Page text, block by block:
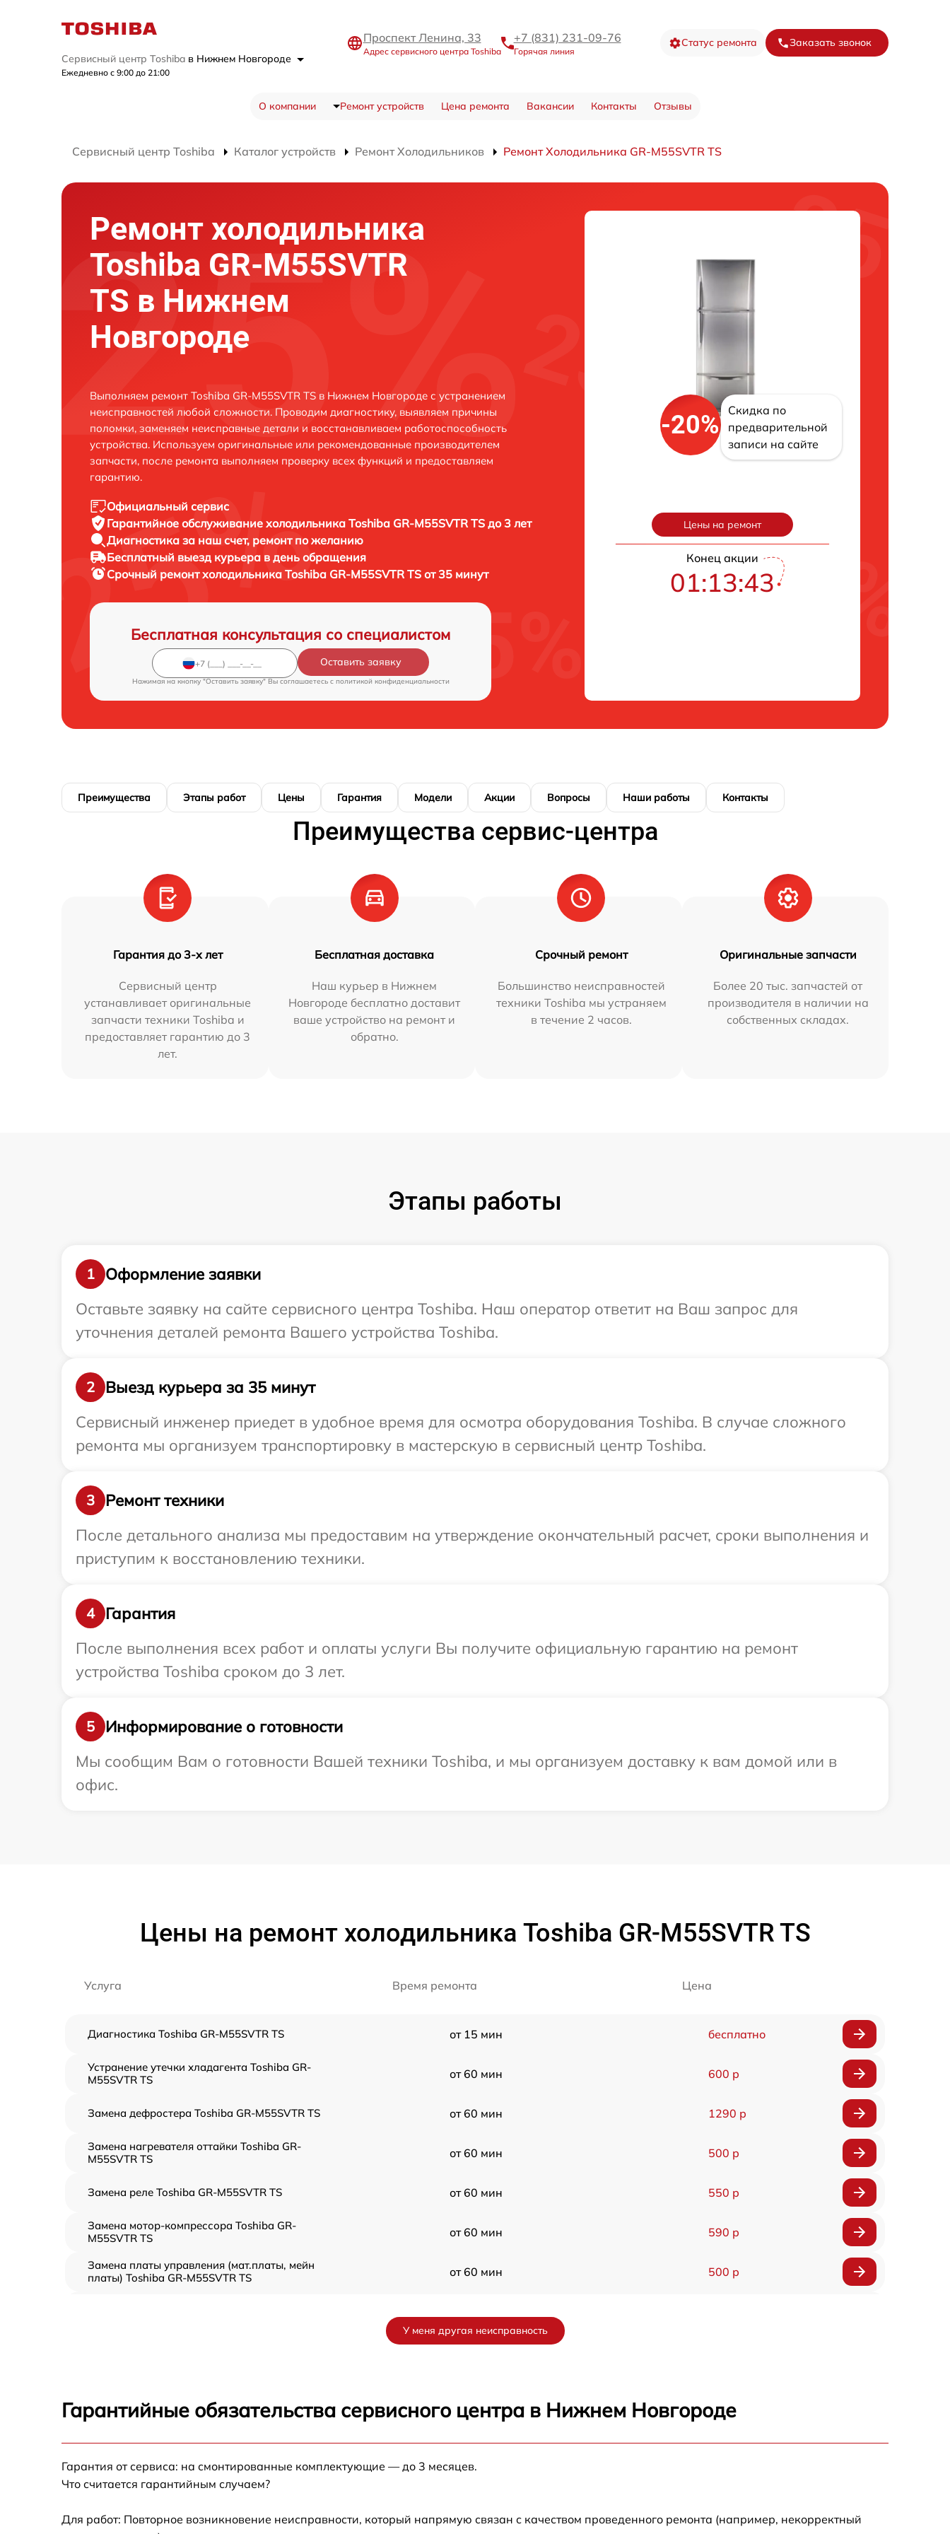
Сервисный центр Toshiba в Нижнем Новгороде
Ежедневно с 9:00 до 21:00
Проспект Ленина, 33
Адрес сервисного центра Toshiba
+7 (831) 231-09-76
Горячая линия
Статус ремонта Заказать звонок
О компании Ремонт устройств Цена ремонта Вакансии Контакты Отзывы
Сервисный центр Toshiba Каталог устройств Ремонт Холодильников Ремонт Холодильника GR-M55SVTR TS
Ремонт холодильника
Toshiba GR-M55SVTR
TS в Нижнем
Новгороде
Выполняем ремонт Toshiba GR-M55SVTR TS в Нижнем Новгороде с устранением
неисправностей любой сложности. Проводим диагностику, выявляем причины
поломки, заменяем неисправные детали и восстанавливаем работоспособность
устройства. Используем оригинальные или рекомендованные производителем
запчасти, после ремонта выполняем проверку всех функций и предоставляем
гарантию.
Официальный сервис
Гарантийное обслуживание холодильника Toshiba GR-M55SVTR TS до 3 лет
Диагностика за наш счет, ремонт по желанию
Бесплатный выезд курьера в день обращения
Срочный ремонтхолодильника Toshiba GR-M55SVTR TS от 35 минут
Бесплатная консультация со специалистом
Оставить заявку
Нажимая на кнопку "Оставить заявку" Вы соглашаетесь c политикой конфиденциальности
-20%
Скидка по
предварительной
записи на сайте
Цены на ремонт
Конец акции
01:13:42
Преимущества Этапы работ Цены Гарантия Модели Акции Вопросы Наши работы Контакты
Преимущества сервис-центра
Гарантия до 3-х лет
Сервисный центр
устанавливает оригинальные
запчасти техники Toshiba и
предоставляет гарантию до 3
лет.
Бесплатная доставка
Наш курьер в Нижнем
Новгороде бесплатно доставит
ваше устройство на ремонт и
обратно.
Срочный ремонт
Большинство неисправностей
техники Toshiba мы устраняем
в течение 2 часов.
Оригинальные запчасти
Более 20 тыс. запчастей от
производителя в наличии на
собственных складах.
Этапы работы
1
Оформление заявки
Оставьте заявку на сайте сервисного центра Toshiba. Наш оператор ответит на Ваш запрос для
уточнения деталей ремонта Вашего устройства Toshiba.
2
Выезд курьера за 35 минут
Сервисный инженер приедет в удобное время для осмотра оборудования Toshiba. В случае сложного
ремонта мы организуем транспортировку в мастерскую в сервисный центр Toshiba.
3
Ремонт техники
После детального анализа мы предоставим на утверждение окончательный расчет, сроки выполнения и
приступим к восстановлению техники.
4
Гарантия
После выполнения всех работ и оплаты услуги Вы получите официальную гарантию на ремонт
устройства Toshiba сроком до 3 лет.
5
Информирование о готовности
Мы сообщим Вам о готовности Вашей техники Toshiba, и мы организуем доставку к вам домой или в
офис.
Цены на ремонт холодильника Toshiba GR-M55SVTR TS
Услуга Время ремонта Цена
Диагностика Toshiba GR-M55SVTR TS от 15 мин бесплатно
Устранение утечки хладагента Toshiba GR-
M55SVTR TS
от 60 мин 600 р
Замена дефростера Toshiba GR-M55SVTR TS от 60 мин 1290 р
Замена нагревателя оттайки Toshiba GR-
M55SVTR TS
от 60 мин 500 р
Замена реле Toshiba GR-M55SVTR TS от 60 мин 550 р
Замена мотор-компрессора Toshiba GR-
M55SVTR TS
от 60 мин 590 р
Замена платы управления (мат.платы, мейн
платы) Toshiba GR-M55SVTR TS
от 60 мин 500 р
Замена электросхемы Toshiba GR-M55SVTR
от 60 мин
У меня другая неисправность
Гарантийные обязательства сервисного центра в Нижнем Новгороде
Гарантия от сервиса: на смонтированные комплектующие — до 3 месяцев.
Что считается гарантийным случаем?
Для работ: Повторное возникновение неисправности, который напрямую связан с качеством проведенного ремонта (например, некорректный